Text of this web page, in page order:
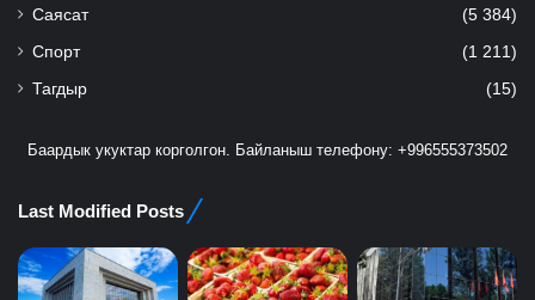
Саясат (5 384)
Спорт (1 211)
Тагдыр (15)
Баардык укуктар корголгон. Байланыш телефону: +996555373502
Last Modified Posts